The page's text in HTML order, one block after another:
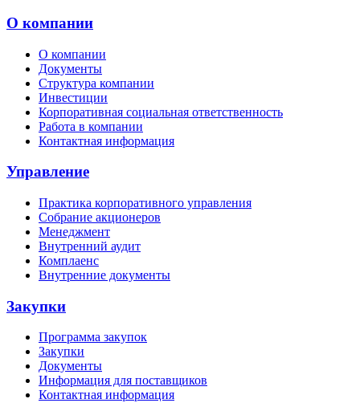
О компании
О компании
Документы
Структура компании
Инвестиции
Корпоративная социальная ответственность
Работа в компании
Контактная информация
Управление
Практика корпоративного управления
Собрание акционеров
Менеджмент
Внутренний аудит
Комплаенс
Внутренние документы
Закупки
Программа закупок
Закупки
Документы
Информация для поставщиков
Контактная информация